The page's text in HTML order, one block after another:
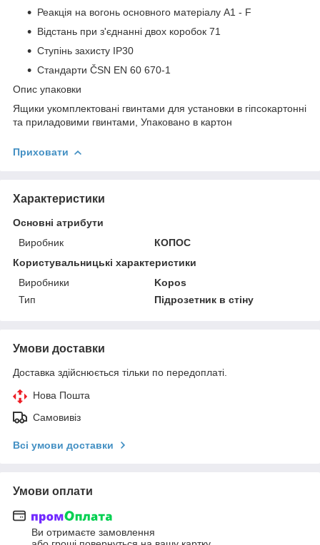
Реакція на вогонь основного матеріалу A1 - F
Відстань при з'єднанні двох коробок 71
Ступінь захисту IP30
Стандарти ČSN EN 60 670-1
Опис упаковки
Ящики укомплектовані гвинтами для установки в гіпсокартонні
та приладовими гвинтами, Упаковано в картон
Приховати
Характеристики
Основні атрибути
Виробник
КОПОС
Користувальницькі характеристики
Виробники
Kopos
Тип
Підрозетник в стіну
Умови доставки
Доставка здійснюється тільки по передоплаті.
Нова Пошта
Самовивіз
Всі умови доставки
Умови оплати
Ви отримаєте замовлення